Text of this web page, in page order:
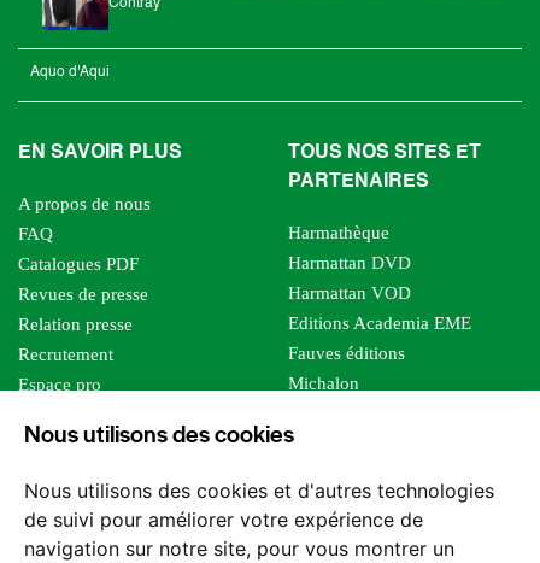
Nous utilisons des cookies
Nous utilisons des cookies et d'autres technologies
de suivi pour améliorer votre expérience de
navigation sur notre site, pour vous montrer un
Contray
Aquo d'Aqui
EN SAVOIR PLUS
A propos de nous
FAQ
Catalogues PDF
Revues de presse
Relation presse
Recrutement
Espace pro
Foreign rights
TOUS NOS SITES ET
PARTENAIRES
Harmathèque
Harmattan DVD
Harmattan VOD
Editions Academia EME
Fauves éditions
Michalon
Editions Sutton
Les impliqués
Tous les éditeurs